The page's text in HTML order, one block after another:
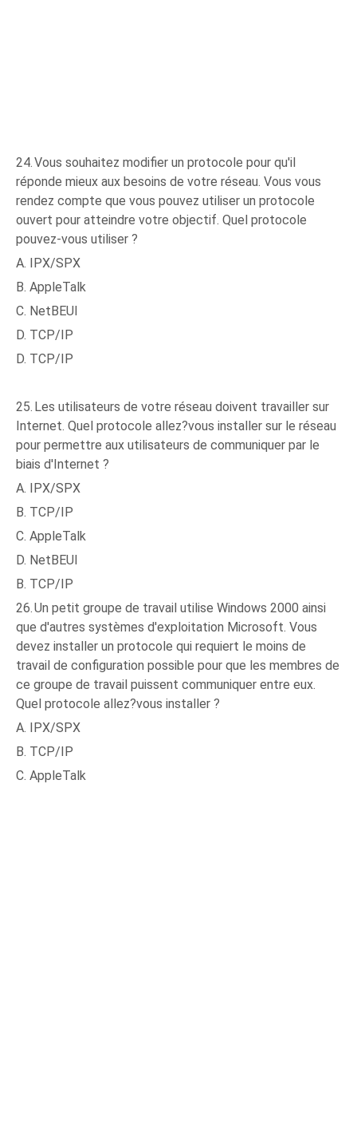
24.Vous souhaitez modifier un protocole pour qu'il
réponde mieux aux besoins de votre réseau. Vous vous
rendez compte que vous pouvez utiliser un protocole
ouvert pour atteindre votre objectif. Quel protocole
pouvez-vous utiliser ?
A. IPX/SPX
B. AppleTalk
C. NetBEUI
D. TCP/IP
D. TCP/IP
25. Les utilisateurs de votre réseau doivent travailler sur
Internet. Quel protocole allez?vous installer sur le réseau
pour permettre aux utilisateurs de communiquer par le
biais d'Internet ?
A. IPX/SPX
B. TCP/IP
C. AppleTalk
D. NetBEUI
B. TCP/IP
26.Un petit groupe de travail utilise Windows 2000 ainsi
que d'autres systèmes d'exploitation Microsoft. Vous
devez installer un protocole qui requiert le moins de
travail de configuration possible pour que les membres de
ce groupe de travail puissent communiquer entre eux.
Quel protocole allez?vous installer ?
A. IPX/SPX
B. TCP/IP
C. AppleTalk